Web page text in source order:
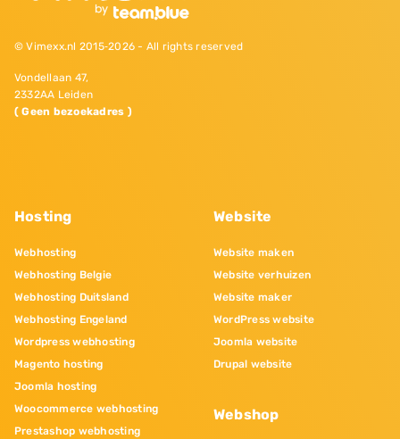
© Vimexx.nl 2015‐2026 - All rights reserved
Vondellaan 47,
2332AA Leiden
( Geen bezoekadres )
Hosting
Webhosting
Webhosting Belgie
Webhosting Duitsland
Webhosting Engeland
Wordpress webhosting
Magento hosting
Joomla hosting
Woocommerce webhosting
Prestashop webhosting
Website
Website maken
Website verhuizen
Website maker
WordPress website
Joomla website
Drupal website
Webshop